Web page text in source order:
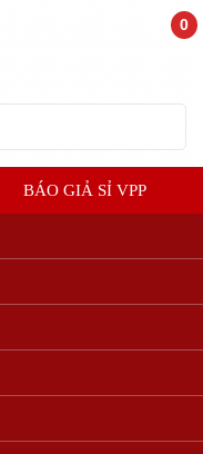
BÁO GIẢ SỈ VPP
0